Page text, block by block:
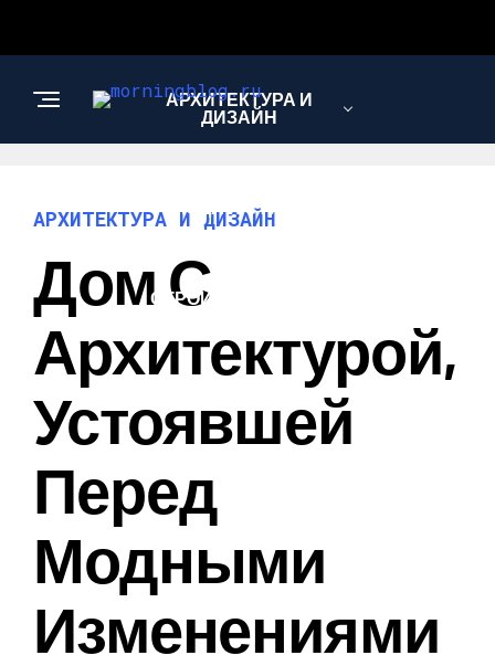
АРХИТЕКТУРА И
ДИЗАЙН
МОДА И СТИЛЬ
СТРОИТЕЛЬСТВО И
АРХИТЕКТУРА И ДИЗАЙН
Дом С
Архитектурой,
Устоявшей
Перед
Модными
Изменениями